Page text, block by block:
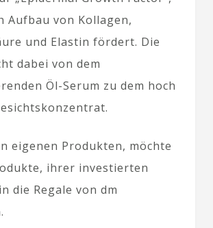
Aufbau von Kollagen,
und Elastin fördert. Die
dabei von dem
Öl-Serum zu dem hoch
eigenen Produkten, möchte
ihrer investierten
die Regale von dm